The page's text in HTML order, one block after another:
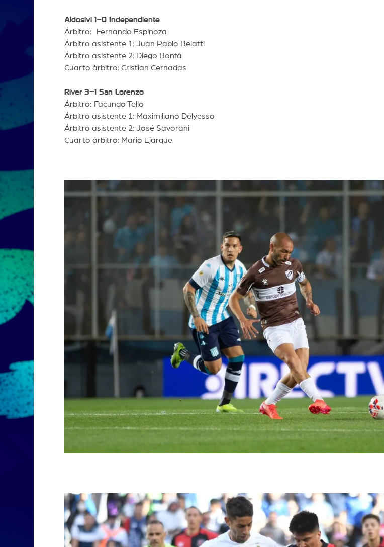
Aldosivi 1–0 Independiente
Árbitro: Fernando Espinoza
Árbitro asistente 1: Juan Pablo Belatti
Árbitro asistente 2: Diego Bonfá
Cuarto árbitro: Cristian Cernadas
River 3–1 San Lorenzo
Árbitro: Facundo Tello
Árbitro asistente 1: Maximiliano Delyesso
Árbitro asistente 2: José Savorani
Cuarto árbitro: Mario Ejarque